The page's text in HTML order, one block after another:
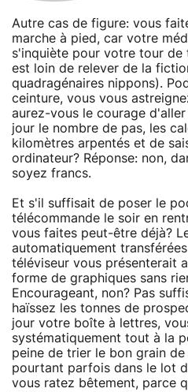
Autre cas de figure: vous
marche à pied, car votre
s'inquiète pour votre tour de
est loin de relever de la
quadragénaires nippons).
ceinture, vous vous
aurez-vous le courage
jour le nombre de pas, les
kilomètres arpentés et de
ordinateur? Réponse: non,
soyez francs.
Et s'il suffisait de poser le
télécommande le soir en
vous faites peut-être déjà?
automatiquement
téléviseur vous présenterait
forme de graphiques sans
Encourageant, non? Pas
haïssez les tonnes de
jour votre boîte à lettres,
systématiquement tout à la
peine de trier le bon grain
pourtant parfois dans le lot
vous ratez bêtement, parce